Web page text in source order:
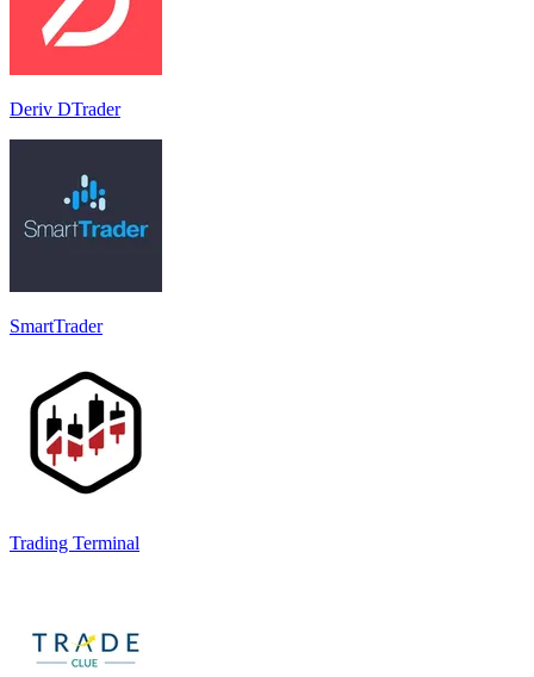
Deriv DTrader
SmartTrader
Trading Terminal